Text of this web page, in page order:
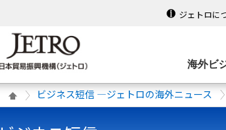
ジェトロに
海外ビ
ビジネス短信 ―ジェトロの海外ニュース